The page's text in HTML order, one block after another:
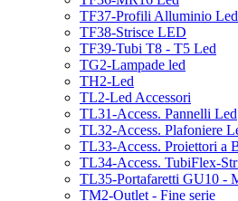
TF37-Profili Alluminio Led
TF38-Strisce LED
TF39-Tubi T8 - T5 Led
TG2-Lampade led
TH2-Led
TL2-Led Accessori
TL31-Access. Pannelli Led
TL32-Access. Plafoniere
TL33-Access. Proiettori a
TL34-Access. TubiFlex-
TL35-Portafaretti GU10 -
TM2-Outlet - Fine serie